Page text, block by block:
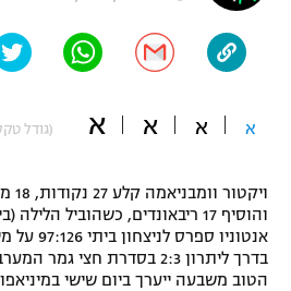
"מחצית בשכונה" – פודקאסט
תקנון עבור פעילות אלקטרה
תקנון עבור פעילות ספורט 1 – "מרלן"
גיימינג E-Sports
אופניים
פוטבול אמריקאי NFL
בייסבול MLB
א א א א (גודל
והוסיף 17 ריבאונדים, כשהוביל
אנטוניו
הטוב משבעה ייערך ביום שישי